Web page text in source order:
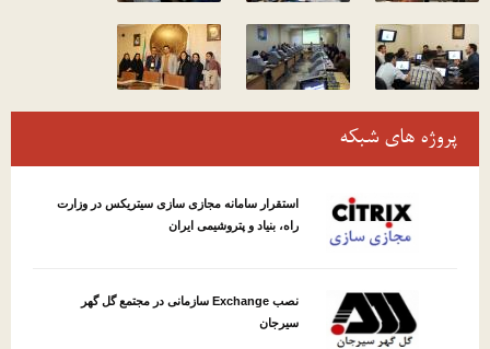
پروژه های شبکه
استقرار سامانه مجازی سازی سیتریکس در وزارت
راه، بنیاد و پتروشیمی ایران
نصب Exchange سازمانی در مجتمع گل گهر
سیرجان